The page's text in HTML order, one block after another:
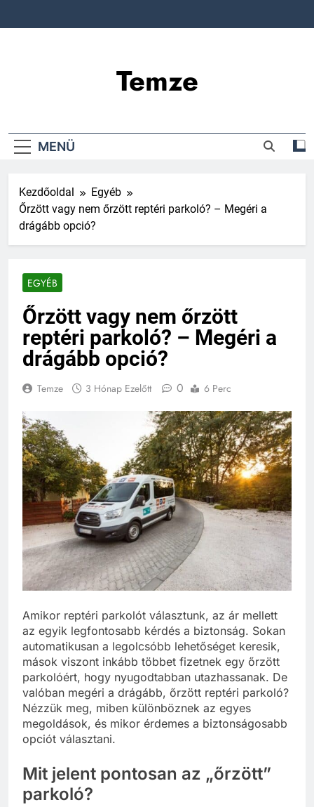
Temze
MENÜ
Kezdőoldal
Egyéb
Őrzött vagy nem őrzött reptéri parkoló? – Megéri a
drágább opció?
EGYÉB
Őrzött vagy nem őrzött
reptéri parkoló? – Megéri a
drágább opció?
Temze 3 Hónap Ezelőtt 0 6 Perc
Amikor reptéri parkolót választunk, az ár mellett
az egyik legfontosabb kérdés a biztonság. Sokan
automatikusan a legolcsóbb lehetőséget keresik,
mások viszont inkább többet fizetnek egy őrzött
parkolóért, hogy nyugodtabban utazhassanak. De
valóban megéri a drágább, őrzött reptéri parkoló?
Nézzük meg, miben különböznek az egyes
megoldások, és mikor érdemes a biztonságosabb
opciót választani.
Mit jelent pontosan az „őrzött”
parkoló?